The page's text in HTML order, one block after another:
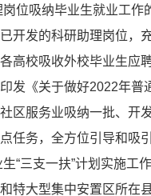
位吸纳毕业生就业工作
开发的科研助理岗位，
高校吸收外校毕业生应
发《关于做好2022年
区服务业吸纳一批、开
务，全方位引导和吸
“三支一扶”计划实施工
特大型集中安置区所在